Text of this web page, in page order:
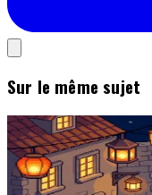
Sur le même sujet